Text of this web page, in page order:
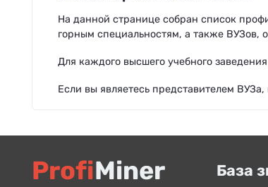
На данной странице собран список
горным специальностям, а также ВУЗов,
Для каждого высшего учебного
Если вы являетесь представителем
ProfiMiner База